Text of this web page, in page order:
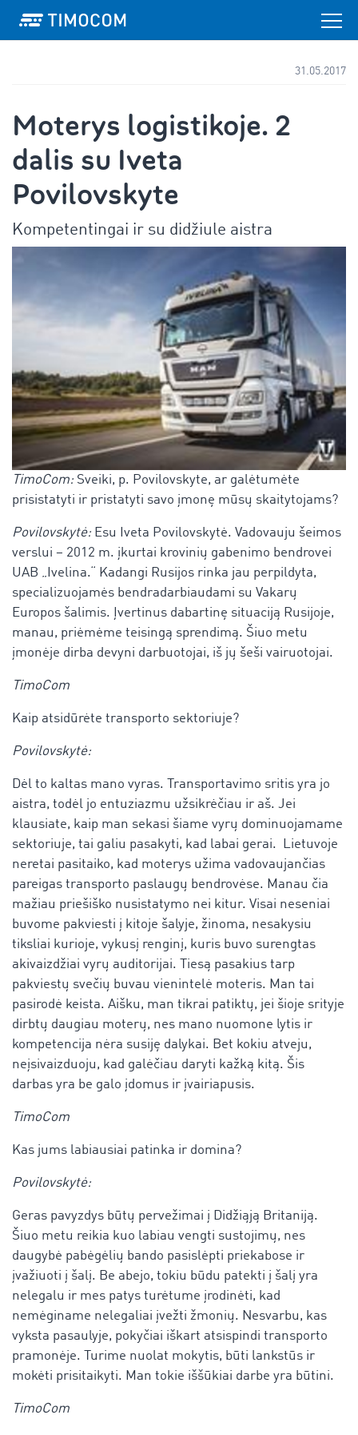
31.05.2017
Moterys logistikoje. 2
dalis su Iveta
Povilovskyte
Kompetentingai ir su didžiule aistra
TimoCom: Sveiki, p. Povilovskyte, ar galėtumėte
prisistatyti ir pristatyti savo įmonę mūsų skaitytojams?
Povilovskytė: Esu Iveta Povilovskytė. Vadovauju šeimos
verslui – 2012 m. įkurtai krovinių gabenimo bendrovei
UAB „Ivelina.“ Kadangi Rusijos rinka jau perpildyta,
specializuojamės bendradarbiaudami su Vakarų
Europos šalimis. Įvertinus dabartinę situaciją Rusijoje,
manau, priėmėme teisingą sprendimą. Šiuo metu
įmonėje dirba devyni darbuotojai, iš jų šeši vairuotojai.
TimoCom
Kaip atsidūrėte transporto sektoriuje?
Povilovskytė:
Dėl to kaltas mano vyras. Transportavimo sritis yra jo
aistra, todėl jo entuziazmu užsikrėčiau ir aš. Jei
klausiate, kaip man sekasi šiame vyrų dominuojamame
sektoriuje, tai galiu pasakyti, kad labai gerai. Lietuvoje
neretai pasitaiko, kad moterys užima vadovaujančias
pareigas transporto paslaugų bendrovėse. Manau čia
mažiau priešiško nusistatymo nei kitur. Visai neseniai
buvome pakviesti į kitoje šalyje, žinoma, nesakysiu
tiksliai kurioje, vykusį renginį, kuris buvo surengtas
akivaizdžiai vyrų auditorijai. Tiesą pasakius tarp
pakviestų svečių buvau vienintelė moteris. Man tai
pasirodė keista. Aišku, man tikrai patiktų, jei šioje srityje
dirbtų daugiau moterų, nes mano nuomone lytis ir
kompetencija nėra susiję dalykai. Bet kokiu atveju,
neįsivaizduoju, kad galėčiau daryti kažką kitą. Šis
darbas yra be galo įdomus ir įvairiapusis.
TimoCom
Kas jums labiausiai patinka ir domina?
Povilovskytė:
Geras pavyzdys būtų pervežimai į Didžiąją Britaniją.
Šiuo metu reikia kuo labiau vengti sustojimų, nes
daugybė pabėgėlių bando pasislėpti priekabose ir
įvažiuoti į šalį. Be abejo, tokiu būdu patekti į šalį yra
nelegalu ir mes patys turėtume įrodinėti, kad
nemėginame nelegaliai įvežti žmonių. Nesvarbu, kas
vyksta pasaulyje, pokyčiai iškart atsispindi transporto
pramonėje. Turime nuolat mokytis, būti lankstūs ir
mokėti prisitaikyti. Man tokie iššūkiai darbe yra būtini.
TimoCom